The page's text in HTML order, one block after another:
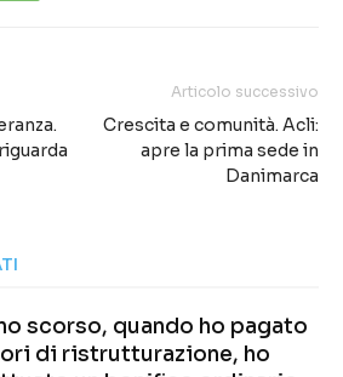
Articolo successivo
Crescita e comunità. Acli:
apre la prima sede in
Danimarca
scorso, quando ho pagato
di ristrutturazione, ho